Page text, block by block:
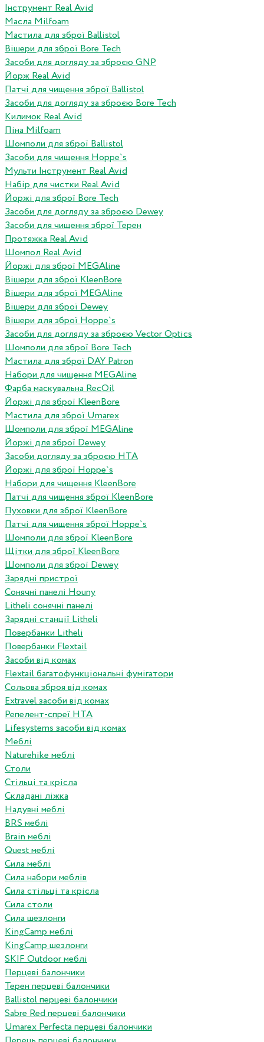
Інструмент Real Avid
Масла Milfoam
Мастила для зброї Ballistol
Вішери для зброї Bore Tech
Засоби для догляду за зброєю GNP
Йорж Real Avid
Патчі для чищення зброї Ballistol
Засоби для догляду за зброєю Bore Tech
Килимок Real Avid
Піна Milfoam
Шомполи для зброї Ballistol
Засоби для чищення Hoppe`s
Мульти Інструмент Real Avid
Набір для чистки Real Avid
Йоржі для зброї Bore Tech
Засоби для догляду за зброєю Dewey
Засоби для чищення зброї Терен
Протяжка Real Avid
Шомпол Real Avid
Йоржі для зброї MEGAline
Вішери для зброї KleenBore
Вішери для зброї MEGAline
Вішери для зброї Dewey
Вішери для зброї Hoppe`s
Засоби для догляду за зброєю Vector Optics
Шомполи для зброї Bore Tech
Мастила для зброї DAY Patron
Набори для чищення MEGAline
Фарба маскувальна RecOil
Йоржі для зброї KleenBore
Мастила для зброї Umarex
Шомполи для зброї MEGAline
Йоржі для зброї Dewey
Засоби догляду за зброєю HTA
Йоржі для зброї Hoppe`s
Набори для чищення KleenBore
Патчі для чищення зброї KleenBore
Пуховки для зброї KleenBore
Патчі для чищення зброї Hoppe`s
Шомполи для зброї KleenBore
Щітки для зброї KleenBore
Шомполи для зброї Dewey
Зарядні пристрої
Сонячні панелі Houny
Litheli сонячні панелі
Зарядні станції Litheli
Повербанки Litheli
Повербанки Flextail
Засоби від комах
Flextail багатофункціональні фумігатори
Сольова зброя від комах
Extravel засоби від комах
Репелент-спреї HTA
Lifesystems засоби від комах
Меблі
Naturehike меблі
Столи
Стільці та крісла
Складані ліжка
Надувні меблі
BRS меблі
Brain меблі
Quest меблі
Сила меблі
Сила набори меблів
Сила стільці та крісла
Сила столи
Сила шезлонги
KingCamp меблі
KingCamp шезлонги
SKIF Outdoor меблі
Перцеві балончики
Терен перцеві балончики
Ballistol перцеві балончики
Sabre Red перцеві балончики
Umarex Perfecta перцеві балончики